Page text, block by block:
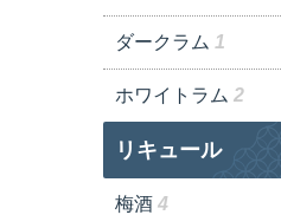
ダークラム 1
ホワイトラム 2
リキュール
梅酒 4